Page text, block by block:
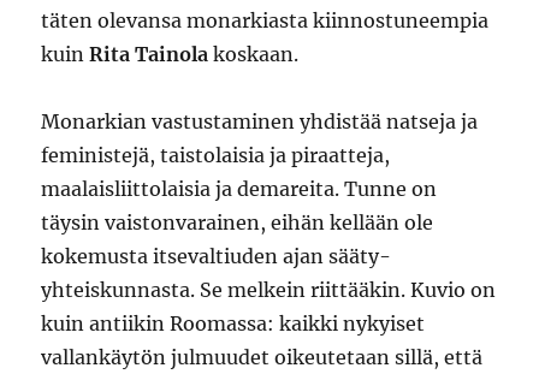
täten olevansa monarkiasta kiinnostuneempia
kuinRita Tainola koskaan.
Monarkian vastustaminen yhdistää natseja ja
feministejä, taistolaisia ja piraatteja,
maalaisliittolaisia ja demareita. Tunne on
täysin vaistonvarainen, eihän kellään ole
kokemusta itsevaltiuden ajan sääty-
yhteiskunnasta. Se melkein riittääkin. Kuvio on
kuin antiikin Roomassa: kaikki nykyiset
vallankäytön julmuudet oikeutetaan sillä, että